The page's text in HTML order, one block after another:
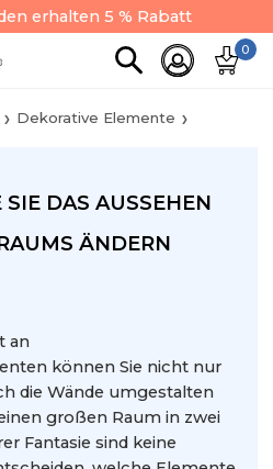
erhalten 5 % Rabatt
0
Dekorative Elemente
DAS AUSSEHEN
ÄNDERN
an
können Sie nicht nur
die Wände umgestalten
großen Raum in zwei
Fantasie sind keine